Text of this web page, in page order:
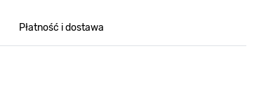
Płatność i dostawa